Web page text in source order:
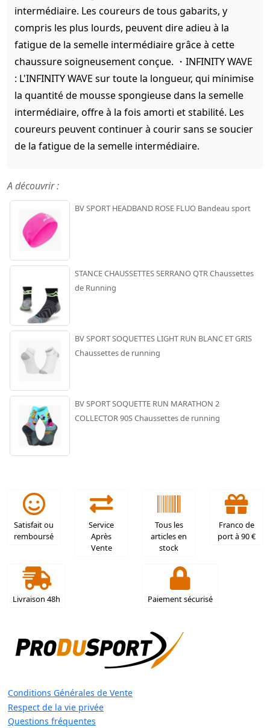
intermédiaire. Les coureurs de tous gabarits, y
compris les plus lourds, peuvent dire adieu à la
fatigue de la semelle intermédiaire grâce à cette
chaussure soigneusement conçue. ・INFINITY WAVE
: L'INFINITY WAVE sur toute la longueur, qui minimise
la quantité de mousse spongieuse dans la semelle
intermédiaire, offre à la fois amorti et stabilité. Les
coureurs peuvent continuer à courir sans se soucier
de la fatigue de la semelle intermédiaire.
A découvrir :
BV SPORT HEADBAND ROSE FLUO Bandeau sport
STANCE CHAUSSETTES SERRANO QTR Chaussettes
de Running
BV SPORT SOQUETTES LIGHT RUN BLANC ET GRIS
Chaussettes de running
BV SPORT SOQUETTE RUN MARATHON 2
COLLECTOR 90S Chaussettes de running
Satisfait ou
remboursé
Service
Après
Vente
Tous les
articles en
stock
Franco de
port à 90 €
Livraison 48h Paiement sécurisé
Conditions Générales de Vente
Respect de la vie privée
Questions fréquentes